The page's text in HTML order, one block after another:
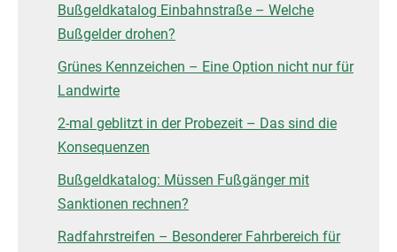
Bußgeldkatalog Einbahnstraße – Welche
Bußgelder drohen?
Grünes Kennzeichen – Eine Option nicht nur für
Landwirte
2-mal geblitzt in der Probezeit – Das sind die
Konsequenzen
Bußgeldkatalog: Müssen Fußgänger mit
Sanktionen rechnen?
Radfahrstreifen – Besonderer Fahrbereich für